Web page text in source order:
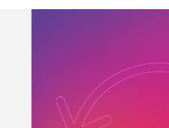
SNS勉強会・eラーニング